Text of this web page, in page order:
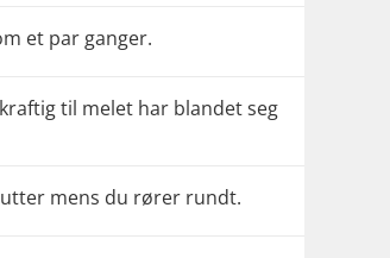
et par ganger.
til melet har blandet seg
mens du rører rundt.